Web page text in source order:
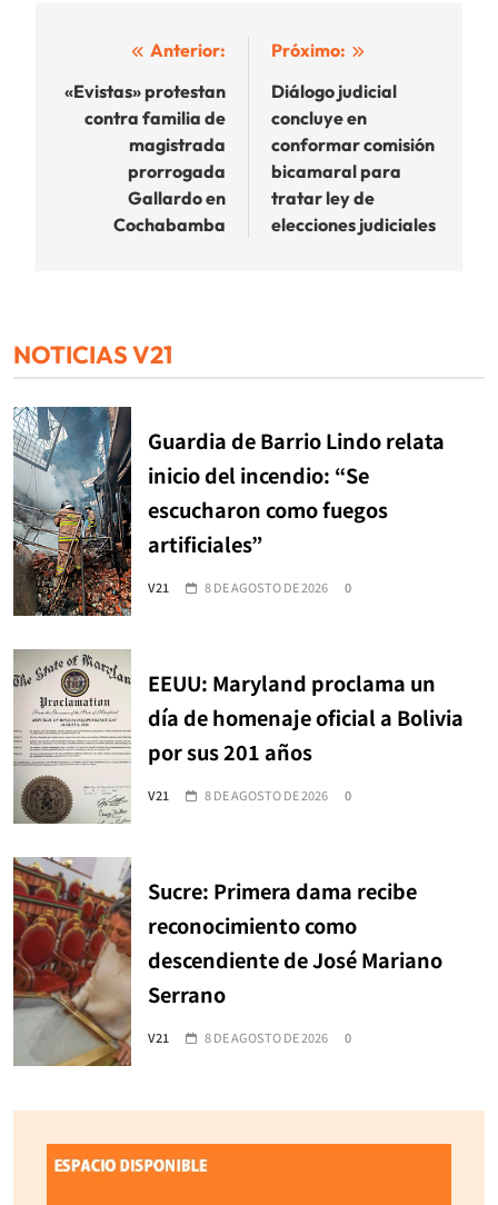
Navegación
de
entradas
Anterior:
«Evistas» protestan
contra familia de
magistrada
prorrogada
Gallardo en
Cochabamba
Próximo:
Diálogo judicial
concluye en
conformar comisión
bicamaral para
tratar ley de
elecciones judiciales
NOTICIAS V21
Guardia de Barrio Lindo relata
inicio del incendio: “Se
escucharon como fuegos
artificiales”
V21 8 DE AGOSTO DE 2026 0
EEUU: Maryland proclama un
día de homenaje oficial a Bolivia
por sus 201 años
V21 8 DE AGOSTO DE 2026 0
Sucre: Primera dama recibe
reconocimiento como
descendiente de José Mariano
Serrano
V21 8 DE AGOSTO DE 2026 0